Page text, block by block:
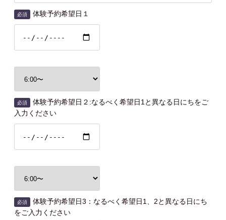
必須 体験予約希望日１
必須
体験予約希望日２:なるべく希望日1と異なる日にちをご
入力ください
必須
体験予約希望日3：なるべく希望日1、2と異なる日にち
をご入力ください